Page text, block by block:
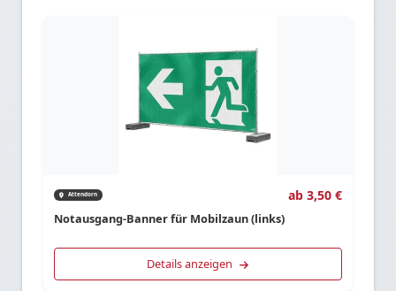
Attendorn ab 3,50 €
Notausgang-Banner für Mobilzaun (links)
Details anzeigen